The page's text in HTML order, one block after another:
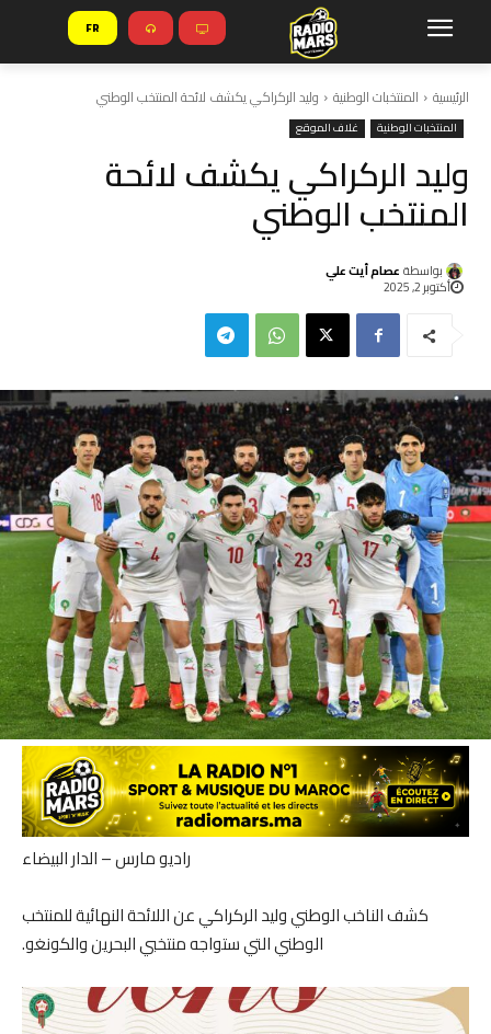
FR
الرئيسية المنتخبات الوطنية وليد الركراكي يكشف لائحة المنتخب الوطني
المنتخبات الوطنية غلاف الموقع
وليد الركراكي يكشف لائحة
المنتخب الوطني
بواسطة عصام أيت علي
أكتوبر 2, 2025
راديو مارس – الدار البيضاء
كشف الناخب الوطني وليد الركراكي عن اللائحة النهائية للمنتخب
الوطني التي ستواجه منتخبي البحرين والكونغو.